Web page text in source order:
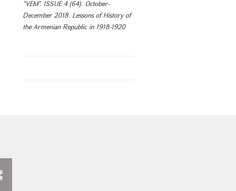
"VEM". ISSUE 4 (64). October-
December 2018. Lessons of History of
the Armenian Republic in 1918-1920